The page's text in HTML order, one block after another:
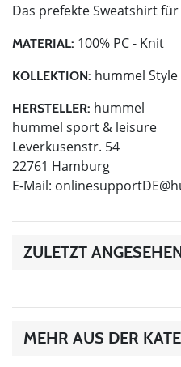
Das prefekte Sweatshirt
MATERIAL: 100% PC - Knit
KOLLEKTION: hummel
HERSTELLER: hummel
hummel sport & leisure
Leverkusenstr. 54
22761 Hamburg
E-Mail:
ZULETZT
MEHR AUS DER